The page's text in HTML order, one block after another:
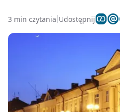
3 min czytania Udostępnij